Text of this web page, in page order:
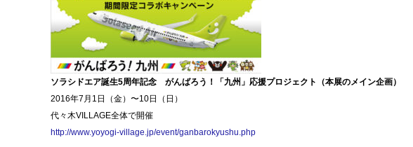
ソラシドエア誕生5周年記念 がんばろう！「九州」応援プロジェクト（本展のメイン企画）
2016年7月1日（金）〜10日（日）
代々木VILLAGE全体で開催
http://www.yoyogi-village.jp/event/ganbarokyushu.php